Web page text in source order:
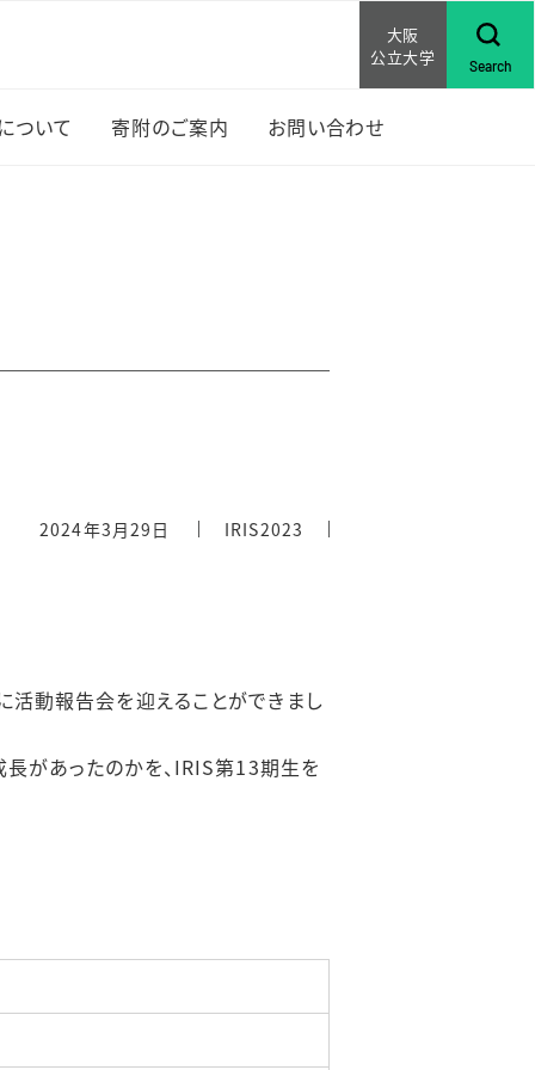
大阪
公立大学
Search
ついて
の先輩の声
寄附のご案内 お問い合わせ
2024年3月29日 IRIS2023
動報告会を迎えることができまし
があったのかを、IRIS第13期生を